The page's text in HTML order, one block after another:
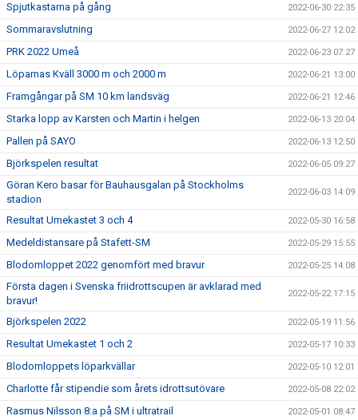
Spjutkastarna på gång 2022-06-30 22:35
Sommaravslutning 2022-06-27 12:02
PRK 2022 Umeå 2022-06-23 07:27
Löparnas Kväll 3000 m och 2000 m 2022-06-21 13:00
Framgångar på SM 10 km landsväg 2022-06-21 12:46
Starka lopp av Karsten och Martin i helgen 2022-06-13 20:04
Pallen på SAYO 2022-06-13 12:50
Björkspelen resultat 2022-06-05 09:27
Göran Kero basar för Bauhausgalan på Stockholms
stadion
2022-06-03 14:09
Resultat Umekastet 3 och 4 2022-05-30 16:58
Medeldistansare på Stafett-SM 2022-05-29 15:55
Blodomloppet 2022 genomfört med bravur 2022-05-25 14:08
Första dagen i Svenska friidrottscupen är avklarad med
bravur!
2022-05-22 17:15
Björkspelen 2022 2022-05-19 11:56
Resultat Umekastet 1 och 2 2022-05-17 10:33
Blodomloppets löparkvällar 2022-05-10 12:01
Charlotte får stipendie som årets idrottsutövare 2022-05-08 22:02
Rasmus Nilsson 8:a på SM i ultratrail 2022-05-01 08:47